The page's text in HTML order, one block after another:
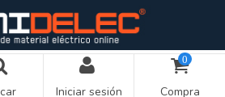
Iniciar sesión
0
Compra